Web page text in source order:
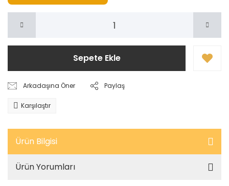
Sepete Ekle
Arkadaşına Öner Paylaş
Karşılaştır
Ürün Bilgisi
Ürün Yorumları